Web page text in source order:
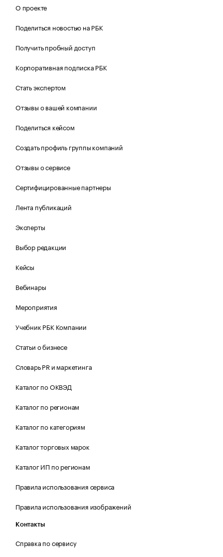
О проекте
Поделиться новостью на РБК
Получить пробный доступ
Корпоративная подписка РБК
Стать экспертом
Отзывы о вашей компании
Поделиться кейсом
Создать профиль группы компаний
Отзывы о сервисе
Сертифицированные партнеры
Лента публикаций
Эксперты
Выбор редакции
Кейсы
Вебинары
Мероприятия
Учебник РБК Компании
Статьи о бизнесе
Словарь PR и маркетинга
Каталог по ОКВЭД
Каталог по регионам
Каталог по категориям
Каталог торговых марок
Каталог ИП по регионам
Правила использования сервиса
Правила использования изображений
Контакты
Справка по сервису